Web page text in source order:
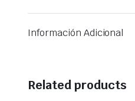
Información Adicional
Related products